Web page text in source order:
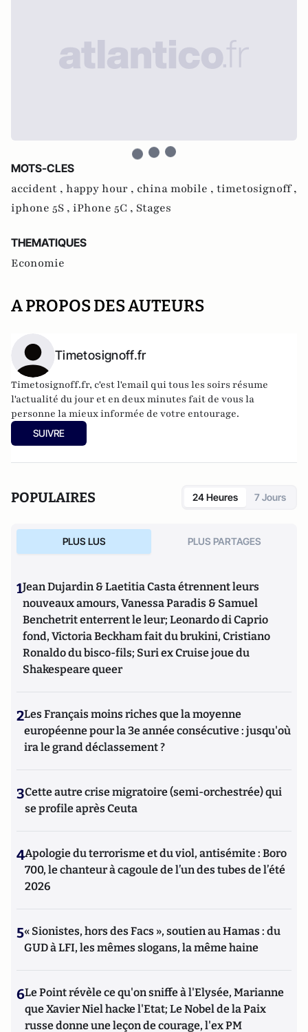
MOTS-CLES
accident , happy hour , china mobile , timetosignoff ,
iphone 5S , iPhone 5C , Stages
THEMATIQUES
Economie
A PROPOS DES AUTEURS
Timetosignoff.fr
Timetosignoff.fr, c'est l'email qui tous les soirs résume
l'actualité du jour et en deux minutes fait de vous la
personne la mieux informée de votre entourage.
SUIVRE
POPULAIRES 24 Heures 7 Jours
PLUS LUS PLUS PARTAGES
1Jean Dujardin & Laetitia Casta étrennent leurs
nouveaux amours, Vanessa Paradis & Samuel
Benchetrit enterrent le leur; Leonardo di Caprio
fond, Victoria Beckham fait du brukini, Cristiano
Ronaldo du bisco-fils; Suri ex Cruise joue du
Shakespeare queer
2Les Français moins riches que la moyenne
européenne pour la 3e année consécutive : jusqu'où
ira le grand déclassement ?
3Cette autre crise migratoire (semi-orchestrée) qui
se profile après Ceuta
4Apologie du terrorisme et du viol, antisémite : Boro
700, le chanteur à cagoule de l’un des tubes de l’été
2026
5« Sionistes, hors des Facs », soutien au Hamas : du
GUD à LFI, les mêmes slogans, la même haine
6Le Point révèle ce qu'on sniffe à l'Elysée, Marianne
que Xavier Niel hacke l'Etat; Le Nobel de la Paix
russe donne une leçon de courage, l'ex PM